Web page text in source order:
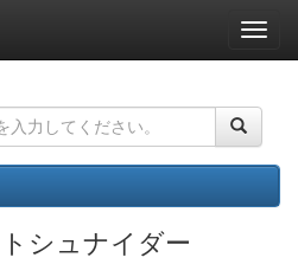
ナ
ビ
ー
ョ
ン
シュナイダー